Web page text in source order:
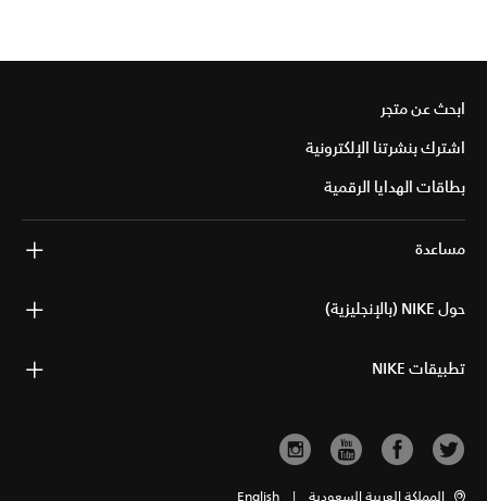
ابحث عن متجر
اشترك بنشرتنا الإلكترونية
بطاقات الهدايا الرقمية
مساعدة
حول NIKE (بالإنجليزية)
تطبيقات NIKE